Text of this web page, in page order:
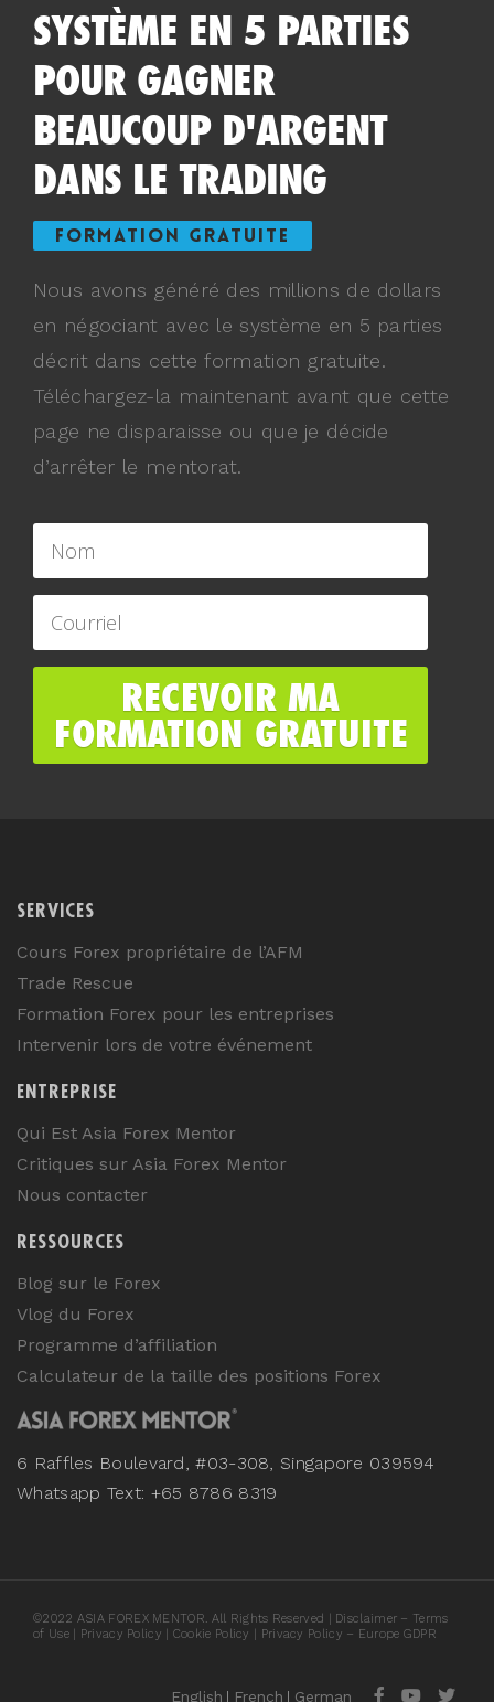
SYSTÈME EN 5 PARTIES
POUR GAGNER
BEAUCOUP D'ARGENT
DANS LE TRADING
FORMATION GRATUITE
Nous avons généré des millions de dollars
en négociant avec le système en 5 parties
décrit dans cette formation gratuite.
Téléchargez-la maintenant avant que cette
page ne disparaisse ou que je décide
d’arrêter le mentorat.
SERVICES
Cours Forex propriétaire de l’AFM
Trade Rescue
Formation Forex pour les entreprises
Intervenir lors de votre événement
ENTREPRISE
Qui Est Asia Forex Mentor
Critiques sur Asia Forex Mentor
Nous contacter
RESSOURCES
Blog sur le Forex
Vlog du Forex
Programme d’affiliation
Calculateur de la taille des positions Forex
6 Raffles Boulevard, #03-308, Singapore 039594
Whatsapp Text: +65 8786 8319
©2022 ASIA FOREX MENTOR. All Rights Reserved | Disclaimer – Terms
of Use| Privacy Policy Cookie Policy Privacy Policy – Europe GDPR
English French German